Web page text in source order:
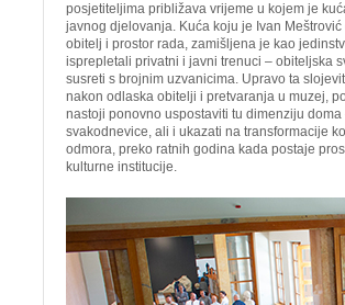
posjetiteljima približava vrijeme u kojem je
javnog djelovanja. Kuća koju je Ivan
obitelj i prostor rada, zamišljena je kao
isprepletali privatni i javni trenuci – obiteljska
susreti s brojnim uzvanicima. Upravo ta
nakon odlaska obitelji i pretvaranja u muzej,
nastoji ponovno uspostaviti tu dimenziju
svakodnevice, ali i ukazati na transformacije
odmora, preko ratnih godina kada postaje
kulturne institucije.